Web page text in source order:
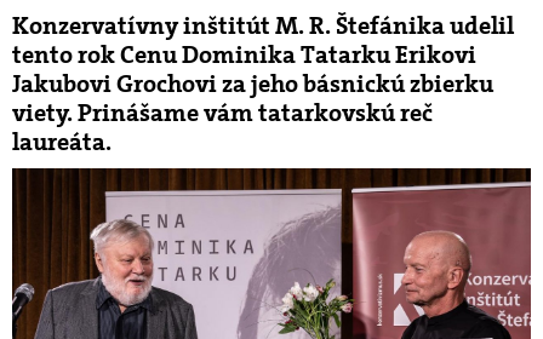
Konzervatívny inštitút M. R. Štefánika udelil
tento rok Cenu Dominika Tatarku Erikovi
Jakubovi Grochovi za jeho básnickú zbierku
viety. Prinášame vám tatarkovskú reč
laureáta.